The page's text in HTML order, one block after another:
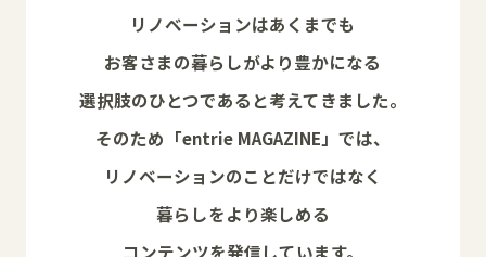
リノベーションはあくまでも
お客さまの暮らしがより豊かになる
選択肢のひとつであると考えてきました。
そのため「entrie MAGAZINE」では、
リノベーションのことだけではなく
暮らしをより楽しめる
コンテンツを発信しています。